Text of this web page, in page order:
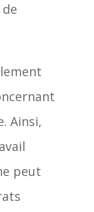
Ainsi,
peut